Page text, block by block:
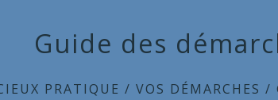
Guide des
PRATIQUE /VOS DÉMARCHES /